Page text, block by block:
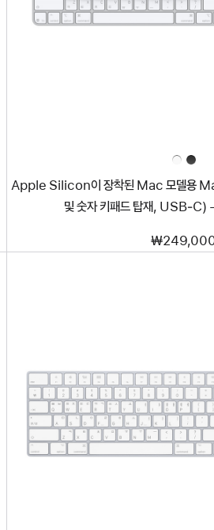
Apple
Silicon이
탑재,
USB‑C)
-
-
키
Apple Silicon이 장착된 Mac 모델용
및 숫자 키패드 탑재, USB‑C)
이전
이미지
-
Magic